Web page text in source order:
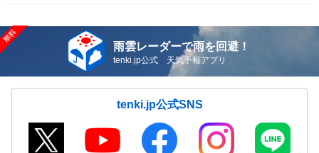
雨雲レーダーで雨を回避！
tenki.jp公式 天気予報アプリ
tenki.jp公式SNS